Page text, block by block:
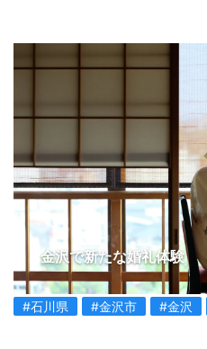
金沢で新たな婚礼体験
#石川県 #金沢市 #金沢